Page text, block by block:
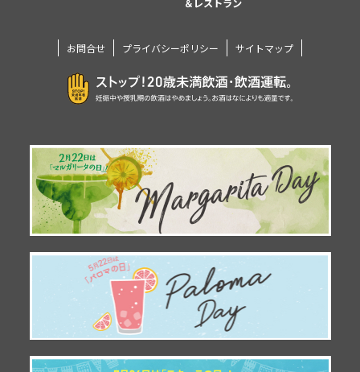
＆レストラン
お問合せ プライバシーポリシー サイトマップ